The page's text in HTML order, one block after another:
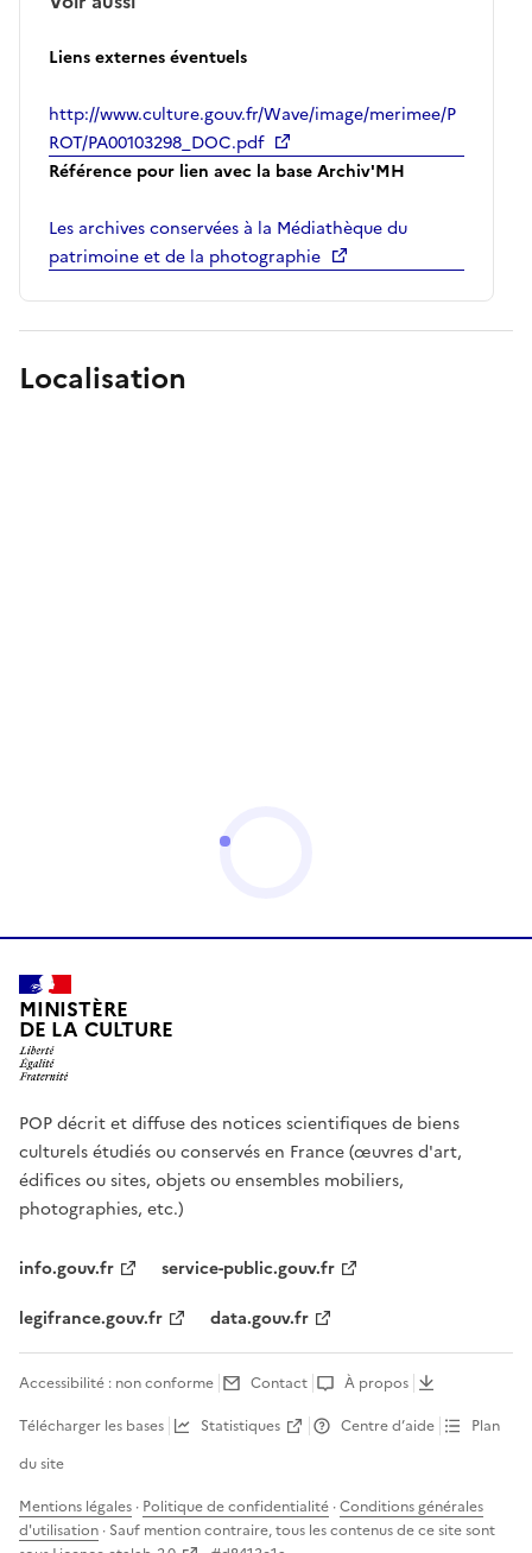
Liens externes éventuels
http://www.culture.gouv.fr/Wave/image/merimee/P
ROT/PA00103298_DOC.pdf
Référence pour lien avec la base Archiv'MH
Les archives conservées à la Médiathèque du
patrimoine et de la photographie
Localisation
MINISTÈRE
DE LA CULTURE
POP décrit et diffuse des notices scientifiques de biens
culturels étudiés ou conservés en France (œuvres d'art,
édifices ou sites, objets ou ensembles mobiliers,
photographies, etc.)
info.gouv.fr
service-public.gouv.fr
legifrance.gouv.fr
data.gouv.fr
Accessibilité : non conforme Contact
À propos
Télécharger les bases
Statistiques Centre d’aide
Plan
du site
Mentions légales · Politique de confidentialité ·Conditions générales
d'utilisation · Sauf mention contraire, tous les contenus de ce site sont